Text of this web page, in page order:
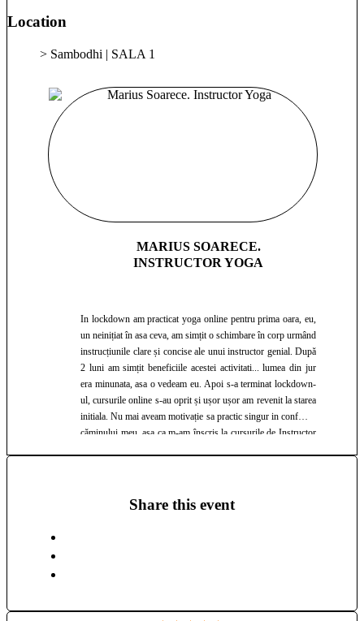
Location
> Sambodhi | SALA 1
MARIUS SOARECE.
INSTRUCTOR YOGA
In lockdown am practicat yoga online pentru prima oara, eu,
un neinițiat în asa ceva, am simțit o schimbare în corp urmând
instrucțiunile clare și concise ale unui instructor genial. După
2 luni am simțit beneficiile acestei activitati... lumea din jur
era minunata, asa o vedeam eu. Apoi s-a terminat lockdown-
ul, cursurile online s-au oprit și ușor ușor am revenit la starea
initiala. Nu mai aveam motivație sa practic singur in confortul
căminului meu, asa ca m-am înscris la cursurile de Instructor
yoga în compania altor oameni, asta ma motivează. Haideți sa
Share this event